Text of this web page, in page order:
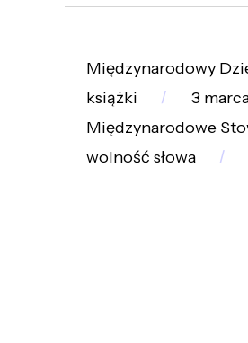
Międzynarodowy
książki
3
Międzynarodowe
wolność słowa